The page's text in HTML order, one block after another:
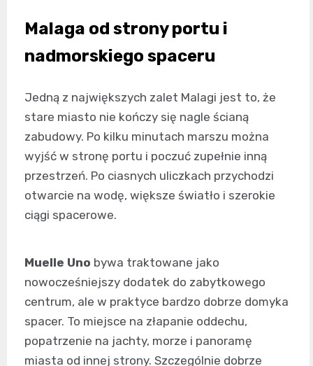
Malaga od strony portu i
nadmorskiego spaceru
Jedną z największych zalet Malagi jest to, że
stare miasto nie kończy się nagle ścianą
zabudowy. Po kilku minutach marszu można
wyjść w stronę portu i poczuć zupełnie inną
przestrzeń. Po ciasnych uliczkach przychodzi
otwarcie na wodę, większe światło i szerokie
ciągi spacerowe.
Muelle Uno bywa traktowane jako
nowocześniejszy dodatek do zabytkowego
centrum, ale w praktyce bardzo dobrze domyka
spacer. To miejsce na złapanie oddechu,
popatrzenie na jachty, morze i panoramę
miasta od innej strony. Szczególnie dobrze